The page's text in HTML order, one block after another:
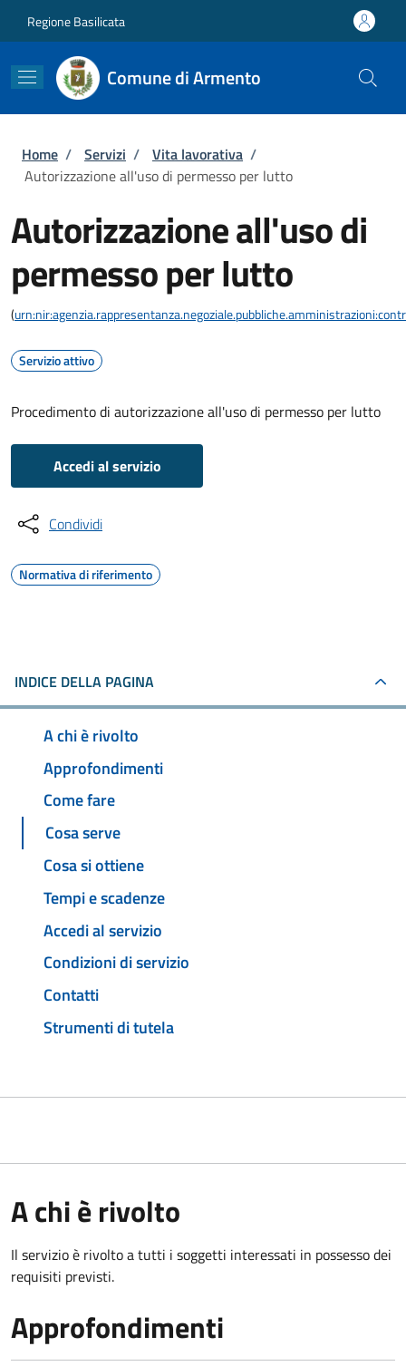
Regione Basilicata
Comune di Armento
Briciole di pane
Home / Servizi / Vita lavorativa /
Autorizzazione all'uso di permesso per lutto
Autorizzazione all'uso di
permesso per lutto
(
Servizio attivo
Procedimento di autorizzazione all'uso di permesso per lutto
Accedi al servizio
Condividi
Normativa di riferimento
INDICE DELLA PAGINA
A chi è rivolto
Approfondimenti
Come fare
Cosa serve
Cosa si ottiene
Tempi e scadenze
Accedi al servizio
Condizioni di servizio
Contatti
Strumenti di tutela
A chi è rivolto
Il servizio è rivolto a tutti i soggetti interessati in possesso dei
requisiti previsti.
Approfondimenti